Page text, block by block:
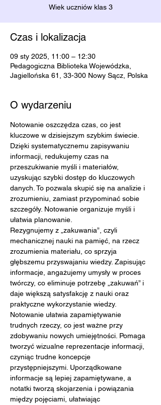
Wiek uczniów klas 3
Czas i lokalizacja
09 sty 2025, 11:00 – 12:30
Pedagogiczna Biblioteka Wojewódzka,
Jagiellońska 61, 33-300 Nowy Sącz, Polska
O wydarzeniu
Notowanie oszczędza czas, co jest
kluczowe w dzisiejszym szybkim świecie.
Dzięki systematycznemu zapisywaniu
informacji, redukujemy czas na
przeszukiwanie myśli i materiałów,
uzyskując szybki dostęp do kluczowych
danych. To pozwala skupić się na analizie i
zrozumieniu, zamiast przypominać sobie
szczegóły. Notowanie organizuje myśli i
ułatwia planowanie.
Rezygnujemy z „zakuwania”, czyli
mechanicznej nauki na pamięć, na rzecz
zrozumienia materiału, co sprzyja
głębszemu przyswajaniu wiedzy. Zapisując
informacje, angażujemy umysły w proces
twórczy, co eliminuje potrzebę „zakuwań” i
daje większą satysfakcję z nauki oraz
praktyczne wykorzystanie wiedzy.
Notowanie ułatwia zapamiętywanie
trudnych rzeczy, co jest ważne przy
zdobywaniu nowych umiejętności. Pomaga
tworzyć wizualne reprezentacje informacji,
czyniąc trudne koncepcje
przystępniejszymi. Uporządkowane
informacje są lepiej zapamiętywane, a
notatki tworzą skojarzenia i powiązania
między pojęciami, ułatwiając